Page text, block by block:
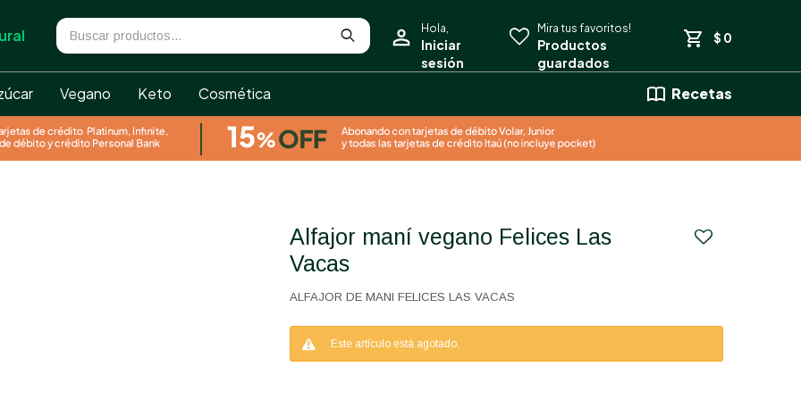
Vegano Keto Cosmética Recetas
$ 0
Alfajor maní vegano Felices Las
Vacas
ALFAJOR DE MANI FELICES LAS VACAS
Este artículo está agotado.